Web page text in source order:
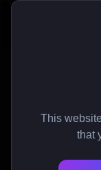
This
that
My